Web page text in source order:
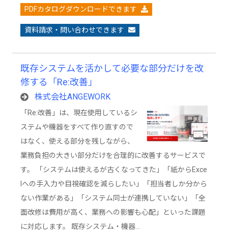
PDFカタログダウンロードできます
資料請求・問い合わせできます
既存システムを活かして必要な部分だけを改
修する「Re:改善」
株式会社ANGEWORK
「Re:改善」は、現在使用しているシ
ステムや機器をすべて作り直すので
はなく、使える部分を残しながら、
業務負担の大きい部分だけを合理的に改善するサービスで
す。 「システムは使えるが古くなってきた」「紙からExce
lへの手入力や目視確認を減らしたい」「担当者しか分から
ない作業がある」「システム同士が連携していない」「全
面改修は費用が高く、業務への影響も心配」といった課題
に対応します。 既存システム・機器…